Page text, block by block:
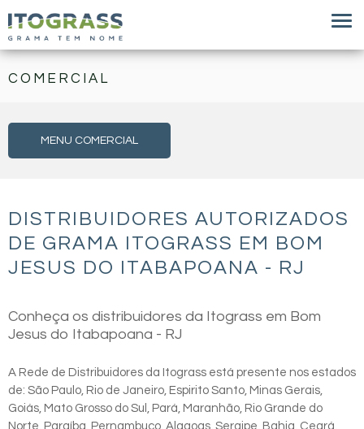
COMERCIAL
MENU COMERCIAL
DISTRIBUIDORES AUTORIZADOS
DE GRAMA ITOGRASS EM BOM
JESUS DO ITABAPOANA - RJ
Conheça os distribuidores da Itograss em Bom
Jesus do Itabapoana - RJ
A Rede de Distribuidores da Itograss está presente nos estados
de: São Paulo, Rio de Janeiro, Espirito Santo, Minas Gerais,
Goiás, Mato Grosso do Sul, Pará, Maranhão, Rio Grande do
Norte, Paraíba, Pernambuco, Alagoas, Sergipe, Bahia, Ceará,